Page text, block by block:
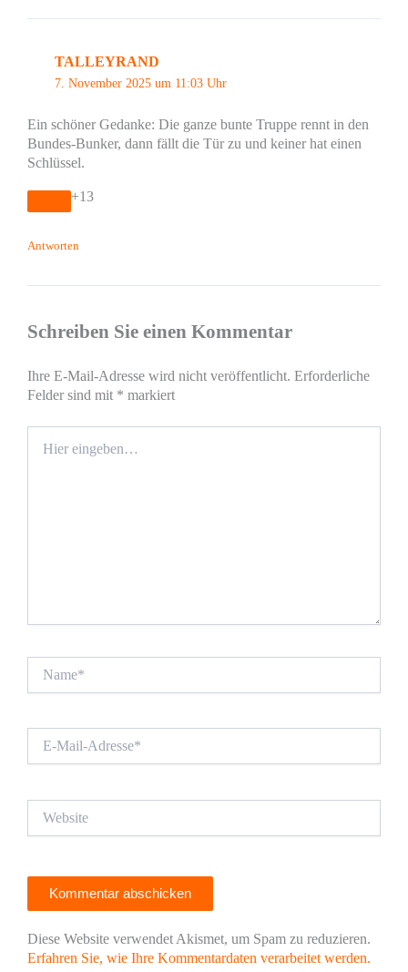
TALLEYRAND
7. November 2025 um 11:03 Uhr
Ein schöner Gedanke: Die ganze bunte Truppe rennt in den
Bundes-Bunker, dann fällt die Tür zu und keiner hat einen
Schlüssel.
+13
Antworten
Schreiben Sie einen Kommentar
Ihre E-Mail-Adresse wird nicht veröffentlicht. Erforderliche
Felder sind mit * markiert
eingeben…
Mail-
Diese Website verwendet Akismet, um Spam zu reduzieren.
Erfahren Sie, wie Ihre Kommentardaten verarbeitet werden.